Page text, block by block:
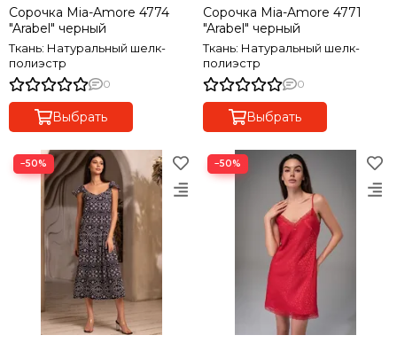
Сорочка Mia-Amore 4774
"Arabel" черный
Ткань: Натуральный шелк-
полиэстр
0
Выбрать
Сорочка Mia-Amore 4771
"Arabel" черный
Ткань: Натуральный шелк-
полиэстр
0
Выбрать
−50% −50%